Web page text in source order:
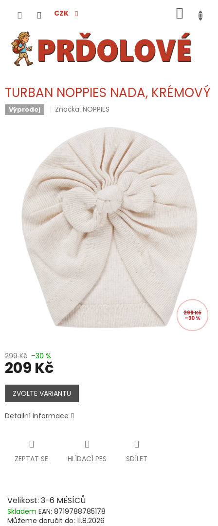
CZK
KOŠÍK
TURBAN NOPPIES NADA, KRÉMOVÝ
Výprodej Značka:NOPPIES
299 Kč
–30 %
299 Kč –30 %
209 Kč
Měrná
cena:
ZVOLTE VARIANTU
Detailní informace
ZEPTAT SE HLÍDACÍ PES SDÍLET
Velikost: 3-6 MĚSÍCŮ
Skladem EAN: 8719788785178
Můžeme doručit do: 11.8.2026